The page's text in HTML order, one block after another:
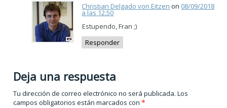
Christian Delgado von Eitzen on 08/09/2018
a las 12:50
Estupendo, Fran ;)
Responder
Deja una respuesta
Tu dirección de correo electrónico no será publicada. Los
campos obligatorios están marcados con*